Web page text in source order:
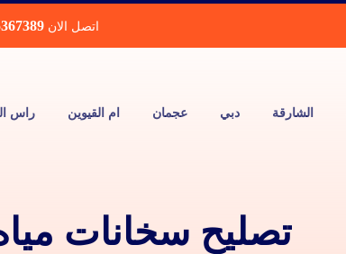
اتصل الان
الشارقة دبي عجمان ام القيوين راس
تصليح سخانات